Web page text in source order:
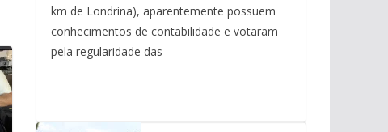
km de Londrina), aparentemente possuem
conhecimentos de contabilidade e votaram
pela regularidade das